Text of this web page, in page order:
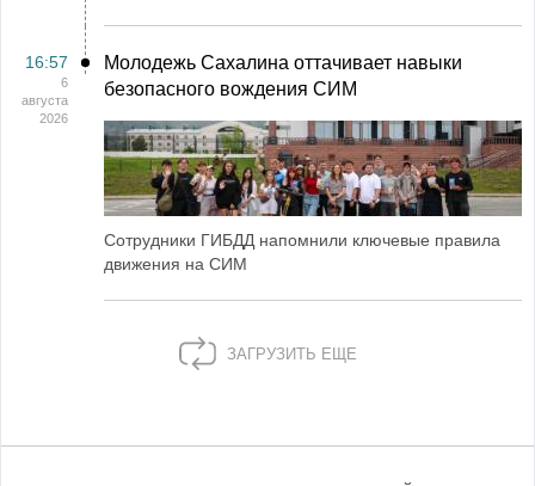
16:57
6
августа
2026
Молодежь Сахалина оттачивает навыки
безопасного вождения СИМ
Сотрудники ГИБДД напомнили ключевые правила
движения на СИМ
ЗАГРУЗИТЬ ЕЩЕ